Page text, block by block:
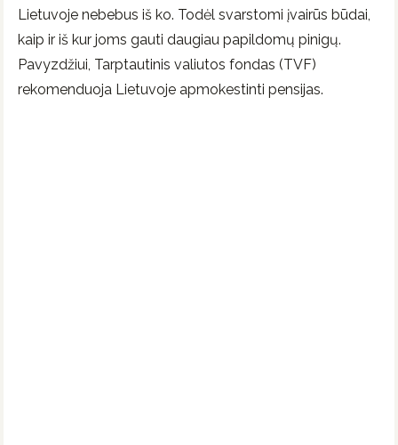
Lietuvoje nebebus iš ko. Todėl svarstomi įvairūs būdai,
kaip ir iš kur joms gauti daugiau papildomų pinigų.
Pavyzdžiui, Tarptautinis valiutos fondas (TVF)
rekomenduoja Lietuvoje apmokestinti pensijas.